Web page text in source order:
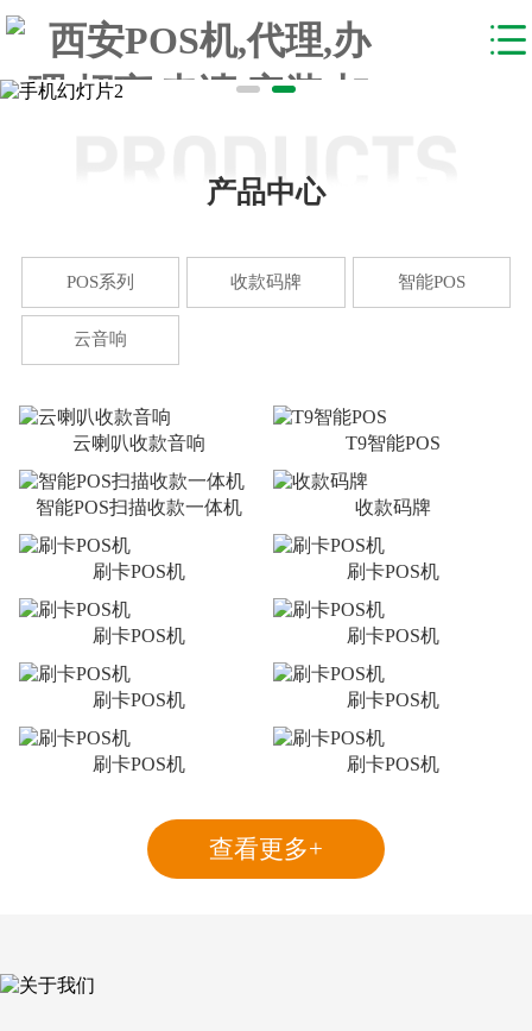
产品中心
POS系列 收款码牌 智能POS
云音响
云喇叭收款音响 T9智能POS
智能POS扫描收款一体机 收款码牌
刷卡POS机 刷卡POS机
刷卡POS机 刷卡POS机
刷卡POS机 刷卡POS机
刷卡POS机 刷卡POS机
查看更多+